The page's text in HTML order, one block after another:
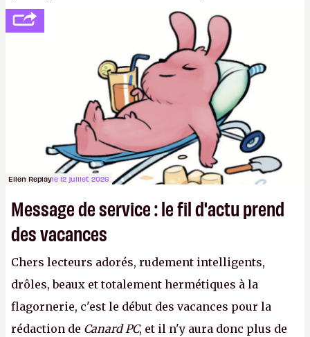
se consoler, le PDG David Baszucki peut compter
sur le déblocage du jeu en Russie et l'explosion des
joueurs majeurs (+32 %). L'avenir appartient donc
aux adultes, qui ne sont jamais que des enfants
avec du pouvoir d'achat.P.
Ellen Replayle 12 juillet 2026
Message de service : le fil d'actu prend
des vacances
Chers lecteurs adorés, rudement intelligents,
drôles, beaux et totalement hermétiques à la
flagornerie, c'est le début des vacances pour la
rédaction de Canard PC, et il n'y aura donc plus de